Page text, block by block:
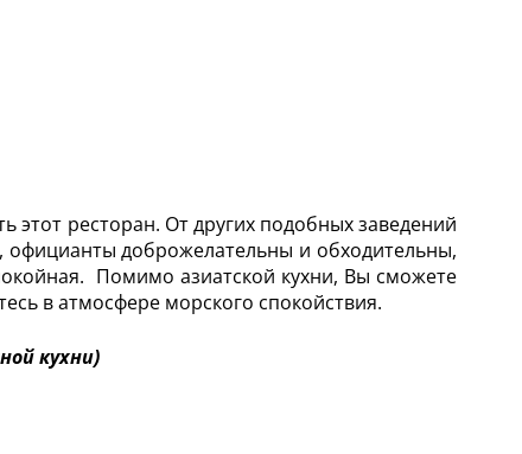
этот ресторан. От других подобных заведений
официанты доброжелательны и обходительны,
Помимо азиатской кухни, Вы сможете
в атмосфере морского спокойствия.
кухни)